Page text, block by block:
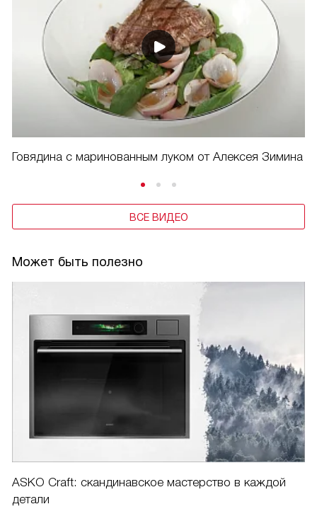
Говядина с маринованным луком от Алексея Зимина
ВСЕ ВИДЕО
Может быть полезно
ASKO Craft: скандинавское мастерство в каждой
детали